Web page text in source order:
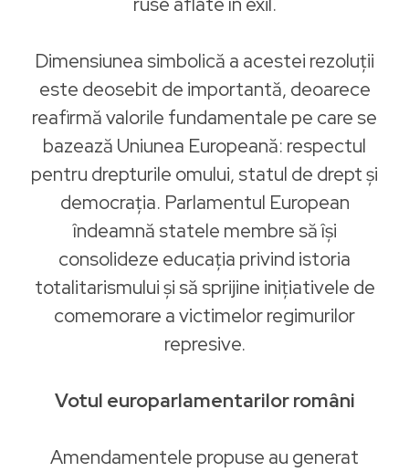
Dimensiunea simbolică a acestei rezoluții
este deosebit de importantă, deoarece
reafirmă valorile fundamentale pe care se
bazează Uniunea Europeană: respectul
pentru drepturile omului, statul de drept și
democrația. Parlamentul European
îndeamnă statele membre să își
consolideze educația privind istoria
totalitarismului și să sprijine inițiativele de
comemorare a victimelor regimurilor
represive.
Votul europarlamentarilor români
Amendamentele propuse au generat